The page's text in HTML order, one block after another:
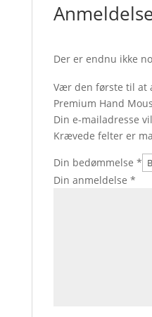
Der er endnu ikke
Vær den første til at
Premium Hand
Din e-mailadresse
Krævede felter er
Din bedømmelse *
Din anmeldelse *